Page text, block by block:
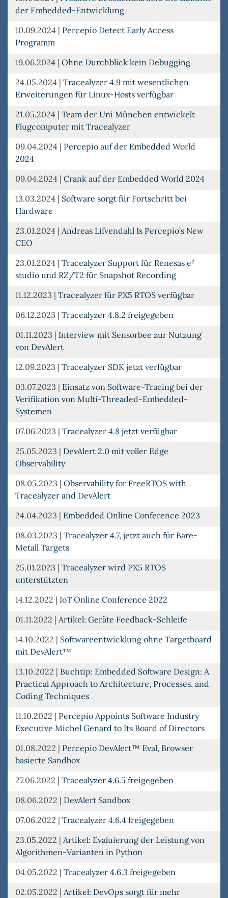
der Embedded-Entwicklung
10.09.2024 | Percepio Detect Early Access
Programm
19.06.2024 | Ohne Durchblick kein Debugging
24.05.2024 | Tracealyzer 4.9 mit wesentlichen
Erweiterungen für Linux-Hosts verfügbar
21.05.2024 | Team der Uni München entwickelt
Flugcomputer mit Tracealyzer
09.04.2024 | Percepio auf der Embedded World
2024
09.04.2024 | Crank auf der Embedded World 2024
13.03.2024 | Software sorgt für Fortschritt bei
Hardware
23.01.2024 | Andreas Lifvendahl Is Percepio’s New
CEO
23.01.2024 | Tracealyzer Support für Renesas e²
studio und RZ/T2 für Snapshot Recording
11.12.2023 | Tracealyzer für PX5 RTOS verfügbar
06.12.2023 | Tracealyzer 4.8.2 freigegeben
01.11.2023 | Interview mit Sensorbee zur Nutzung
von DevAlert
12.09.2023 | Tracealyzer SDK jetzt verfügbar
03.07.2023 | Einsatz von Software-Tracing bei der
Verifikation von Multi-Threaded-Embedded-
Systemen
07.06.2023 | Tracealyzer 4.8 jetzt verfügbar
25.05.2023 | DevAlert 2.0 mit voller Edge
Observability
08.05.2023 | Observability for FreeRTOS with
Tracealyzer and DevAlert
24.04.2023 | Embedded Online Conference 2023
08.03.2023 | Tracealyzer 4.7, jetzt auch für Bare-
Metall Targets
25.01.2023 | Tracealyzer wird PX5 RTOS
unterstützten
14.12.2022 | IoT Online Conference 2022
01.11.2022 | Artikel: Geräte Feedback-Schleife
14.10.2022 | Softwareentwicklung ohne Targetboard
mit DevAlert™
13.10.2022 | Buchtip: Embedded Software Design: A
Practical Approach to Architecture, Processes, and
Coding Techniques
11.10.2022 | Percepio Appoints Software Industry
Executive Michel Genard to Its Board of Directors
01.08.2022 | Percepio DevAlert™ Eval, Browser
basierte Sandbox
27.06.2022 | Tracealyzer 4.6.5 freigegeben
08.06.2022 | DevAlert Sandbox
07.06.2022 | Tracealyzer 4.6.4 freigegeben
23.05.2022 | Artikel: Evaluierung der Leistung von
Algorithmen-Varianten in Python
04.05.2022 | Tracealyzer 4.6.3 freigegeben
02.05.2022 | Artikel: DevOps sorgt für mehr